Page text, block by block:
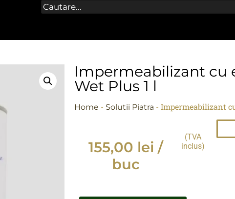
Impermeabilizant cu
Wet Plus 1 l
Home - Solutii Piatra - Impermeabilizant
155,00 lei /
buc
(TVA
inclus)